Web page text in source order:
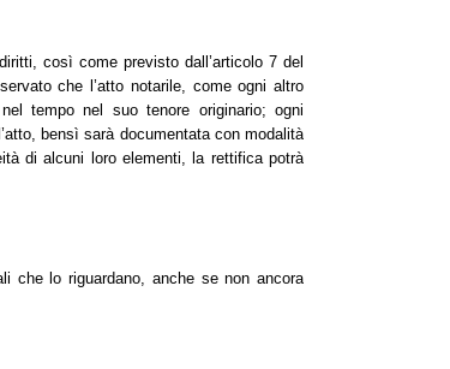
così come previsto dall’articolo 7 del
che l’atto notarile, come ogni altro
tempo nel suo tenore originario; ogni
bensì sarà documentata con modalità
di alcuni loro elementi, la rettifica potrà
che lo riguardano, anche se non ancora